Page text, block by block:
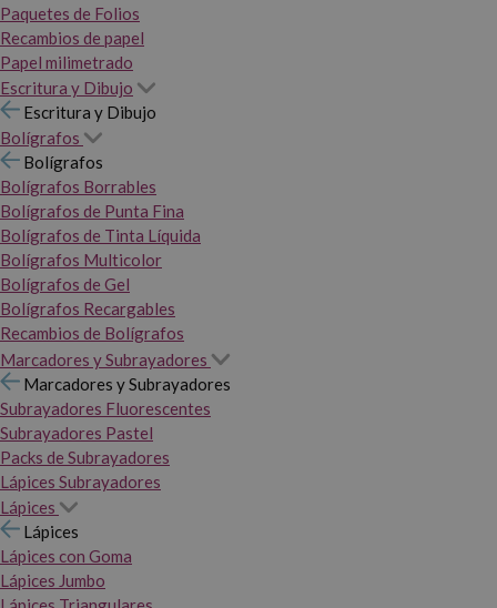
Paquetes de Folios
Recambios de papel
Papel milimetrado
Escritura y Dibujo
Escritura y Dibujo
Bolígrafos
Bolígrafos
Bolígrafos Borrables
Bolígrafos de Punta Fina
Bolígrafos de Tinta Líquida
Bolígrafos Multicolor
Bolígrafos de Gel
Bolígrafos Recargables
Recambios de Bolígrafos
Marcadores y Subrayadores
Marcadores y Subrayadores
Subrayadores Fluorescentes
Subrayadores Pastel
Packs de Subrayadores
Lápices Subrayadores
Lápices
Lápices
Lápices con Goma
Lápices Jumbo